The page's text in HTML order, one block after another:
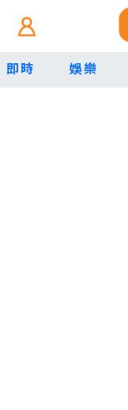
即時 娛樂